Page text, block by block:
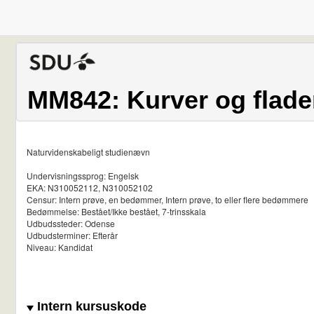
MM842: Kurver og
Naturvidenskabeligt studienævn
Undervisningssprog: Engelsk
EKA: N310052112, N310052102
Censur: Intern prøve, en bedømmer, Intern prøve, to eller flere bedømmere
Bedømmelse: Bestået/Ikke bestået, 7-trinsskala
Udbudssteder: Odense
Udbudsterminer: Efterår
Niveau: Kandidat
Intern kursuskode